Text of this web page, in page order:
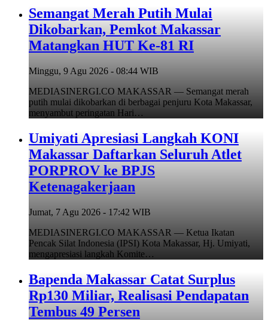
Semangat Merah Putih Mulai
Dikobarkan, Pemkot Makassar
Matangkan HUT Ke-81 RI
Minggu, 9 Agu 2026 - 08:44 WIB
MEDIASINERGI.CO MAKASSAR — Semangat merah
putih mulai dikobarkan di berbagai penjuru Kota Makassar,
menyambut peringatan Hari…
Umiyati Apresiasi Langkah KONI
Makassar Daftarkan Seluruh Atlet
PORPROV ke BPJS
Ketenagakerjaan
Jumat, 7 Agu 2026 - 17:42 WIB
MEDIASINERGI.CO MAKASSAR — Ketua Ikatan
Pencak Silat Indonesia (IPSI) Kota Makassar, Hj. Umiyati,
mengapresiasi langkah Komite…
Bapenda Makassar Catat Surplus
Rp130 Miliar, Realisasi Pendapatan
Tembus 49 Persen